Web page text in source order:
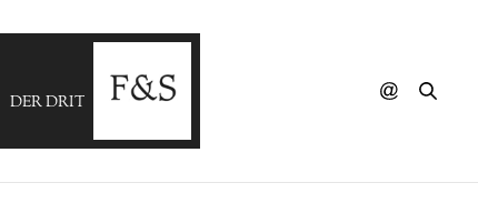
DER DRITTE RAUM - Swing Bop